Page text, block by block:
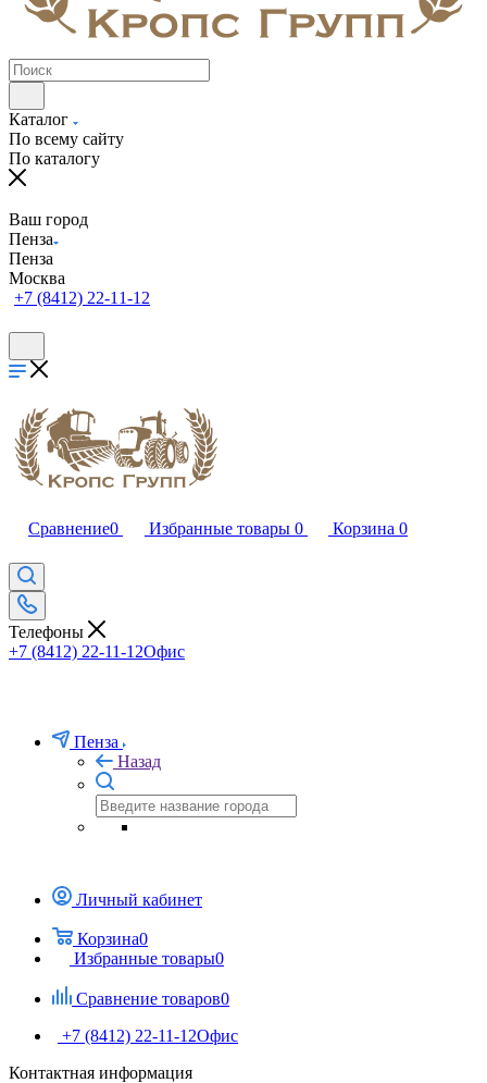
Каталог
По всему сайту
По каталогу
Ваш город
Пенза
Пенза
Москва
+7 (8412) 22-11-12
Сравнение0 Избранные товары 0 Корзина 0
Телефоны
+7 (8412) 22-11-12Офис
Пенза
Назад
Личный кабинет
Корзина0
Избранные товары0
Сравнение товаров0
+7 (8412) 22-11-12Офис
Контактная информация